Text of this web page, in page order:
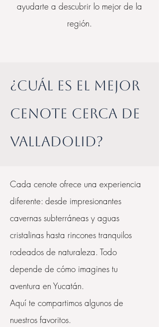
ayudarte a descubrir lo mejor de la
región.
¿Cuál es el mejor
cenote cerca de
Valladolid?
Cada cenote ofrece una experiencia
diferente: desde impresionantes
cavernas subterráneas y aguas
cristalinas hasta rincones tranquilos
rodeados de naturaleza. Todo
depende de cómo imagines tu
aventura en Yucatán.
Aquí te compartimos algunos de
nuestros favoritos.